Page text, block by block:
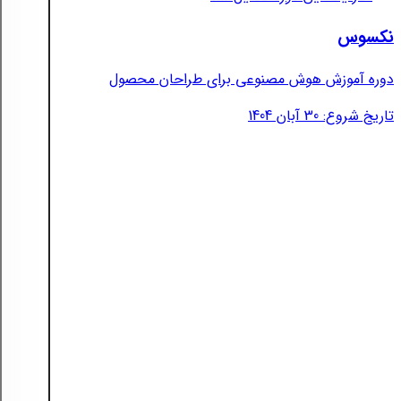
نکسوس
دوره آموزش هوش مصنوعی برای طراحان محصول
تاریخ شروع: 30 آبان 1404